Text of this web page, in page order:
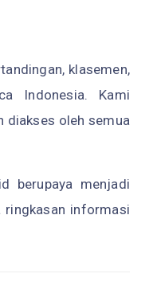
klasemen,
Indonesia. Kami
diakses oleh semua
berupaya menjadi
ringkasan informasi